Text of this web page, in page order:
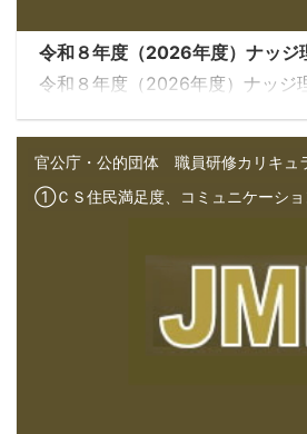
令和８年度（2026年度）ナッジ
令和８年度（2026年度）ナッジ
官公庁・公的団体 職員研修カリキュ
①ＣＳ住民満足度、コミュニケーショ